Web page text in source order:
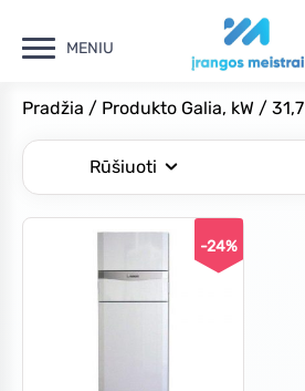
MENIU
Pradžia / Produkto Galia, kW / 31,7
Rūšiuoti
-24%